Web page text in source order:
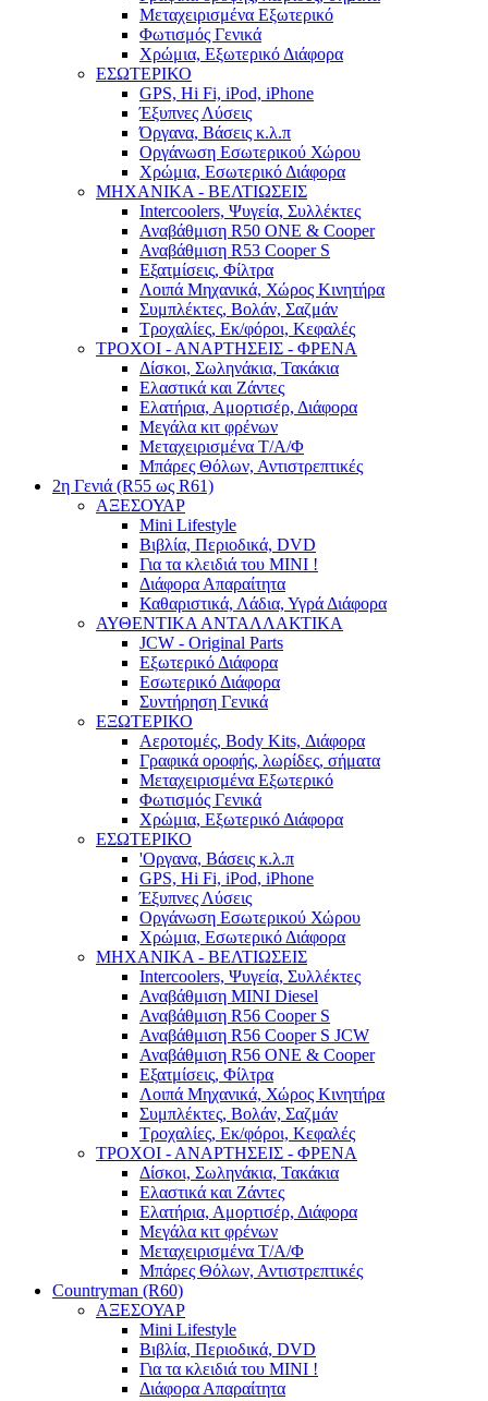
Μεταχειρισμένα Εξωτερικό
Φωτισμός Γενικά
Χρώμια, Εξωτερικό Διάφορα
ΕΣΩΤΕΡΙΚΟ
GPS, Hi Fi, iPod, iPhone
Έξυπνες Λύσεις
Όργανα, Βάσεις κ.λ.π
Οργάνωση Εσωτερικού Χώρου
Χρώμια, Εσωτερικό Διάφορα
ΜΗΧΑΝΙΚΑ - ΒΕΛΤΙΩΣΕΙΣ
Intercoolers, Ψυγεία, Συλλέκτες
Αναβάθμιση R50 ONE & Cooper
Αναβάθμιση R53 Cooper S
Εξατμίσεις, Φίλτρα
Λοιπά Μηχανικά, Χώρος Κινητήρα
Συμπλέκτες, Βολάν, Σαζμάν
Τροχαλίες, Εκ/φόροι, Κεφαλές
ΤΡΟΧΟΙ - ΑΝΑΡΤΗΣΕΙΣ - ΦΡΕΝΑ
Δίσκοι, Σωληνάκια, Τακάκια
Ελαστικά και Ζάντες
Ελατήρια, Αμορτισέρ, Διάφορα
Μεγάλα κιτ φρένων
Μεταχειρισμένα Τ/Α/Φ
Μπάρες Θόλων, Αντιστρεπτικές
2η Γενιά (R55 ως R61)
ΑΞΕΣΟΥΑΡ
Mini Lifestyle
Βιβλία, Περιοδικά, DVD
Για τα κλειδιά του MINI !
Διάφορα Απαραίτητα
Καθαριστικά, Λάδια, Υγρά Διάφορα
ΑΥΘΕΝΤΙΚΑ ΑΝΤΑΛΛΑΚΤΙΚΑ
JCW - Original Parts
Εξωτερικό Διάφορα
Εσωτερικό Διάφορα
Συντήρηση Γενικά
ΕΞΩΤΕΡΙΚΟ
Αεροτομές, Body Kits, Διάφορα
Γραφικά οροφής, λωρίδες, σήματα
Μεταχειρισμένα Εξωτερικό
Φωτισμός Γενικά
Χρώμια, Εξωτερικό Διάφορα
ΕΣΩΤΕΡΙΚΟ
'Οργανα, Βάσεις κ.λ.π
GPS, Hi Fi, iPod, iPhone
Έξυπνες Λύσεις
Οργάνωση Εσωτερικού Χώρου
Χρώμια, Εσωτερικό Διάφορα
ΜΗΧΑΝΙΚΑ - ΒΕΛΤΙΩΣΕΙΣ
Intercoolers, Ψυγεία, Συλλέκτες
Αναβάθμιση MINI Diesel
Αναβάθμιση R56 Cooper S
Αναβάθμιση R56 Cooper S JCW
Αναβάθμιση R56 ONE & Cooper
Εξατμίσεις, Φίλτρα
Λοιπά Μηχανικά, Χώρος Κινητήρα
Συμπλέκτες, Βολάν, Σαζμάν
Τροχαλίες, Εκ/φόροι, Κεφαλές
ΤΡΟΧΟΙ - ΑΝΑΡΤΗΣΕΙΣ - ΦΡΕΝΑ
Δίσκοι, Σωληνάκια, Τακάκια
Ελαστικά και Ζάντες
Ελατήρια, Αμορτισέρ, Διάφορα
Μεγάλα κιτ φρένων
Μεταχειρισμένα Τ/Α/Φ
Μπάρες Θόλων, Αντιστρεπτικές
Countryman (R60)
ΑΞΕΣΟΥΑΡ
Mini Lifestyle
Βιβλία, Περιοδικά, DVD
Για τα κλειδιά του MINI !
Διάφορα Απαραίτητα